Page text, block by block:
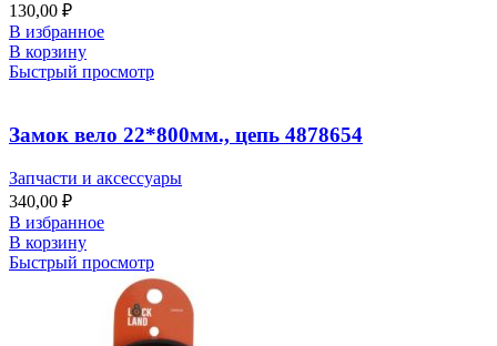
130,00 ₽
В избранное
В корзину
Быстрый просмотр
Замок вело 22*800мм., цепь 4878654
Запчасти и аксессуары
340,00 ₽
В избранное
В корзину
Быстрый просмотр